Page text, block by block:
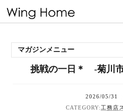
マガジンメニュー
施工事例
挑戦の一日＊ -菊川
2026/05/31
工務店